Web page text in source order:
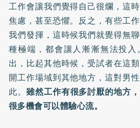
工作會讓我們覺得自己很爛，這時
焦慮，甚至恐懼。反之，有些工
我們發揮，這時候我們就覺得無
種極端，都會讓人漸漸無法投
出，比起其他時候，受試者在這
開工作場域到其他地方，這對男
此。 雖然工作有很多討厭的地方
很多機會可以體驗心流。